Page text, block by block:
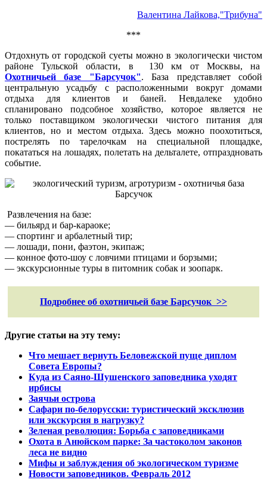
Валентина Лайкова,"Трибуна"
***
Отдохнуть от городской суеты можно в экологически чистом
районе Тульской области, в 130 км от Москвы, на
Охотничьей базе "Барсучок". База представляет собой
центральную усадьбу с расположенными вокруг домами
отдыха для клиентов и баней. Невдалеке удобно
спланировано подсобное хозяйство, которое является не
только поставщиком экологически чистого питания для
клиентов, но и местом отдыха. Здесь можно поохотиться,
пострелять по тарелочкам на специальной площадке,
покататься на лошадях, полетать на дельталете, отпраздновать
событие.
Развлечения на базе:
— бильярд и бар-караоке;
— спортинг и арбалетный тир;
— лошади, пони, фаэтон, экипаж;
— конное фото-шоу с ловчими птицами и борзыми;
— экскурсионные туры в питомник собак и зоопарк.
Подробнее об охотничьей базе Барсучок >>
Другие статьи на эту тему:
Что мешает вернуть Беловежской пуще диплом
Совета Европы?
Куда из Саяно-Шушенского заповедника уходят
ирбисы
Заячьи острова
Сафари по-белорусски: туристический эксклюзив
или экскурсия в нагрузку?
Зеленая революция: Борьба с заповедниками
Охота в Анюйском парке: За частоколом законов
леса не видно
Мифы и заблуждения об экологическом туризме
Новости заповедников. Февраль 2012